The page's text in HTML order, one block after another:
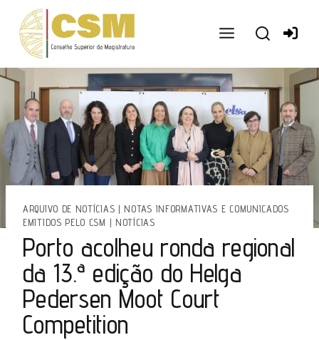
conteúdo
ARQUIVO DE NOTÍCIAS | NOTAS INFORMATIVAS E COMUNICADOS
EMITIDOS PELO CSM | NOTÍCIAS
Porto acolheu ronda regional
da 13.ª edição do Helga
Pedersen Moot Court
Competition